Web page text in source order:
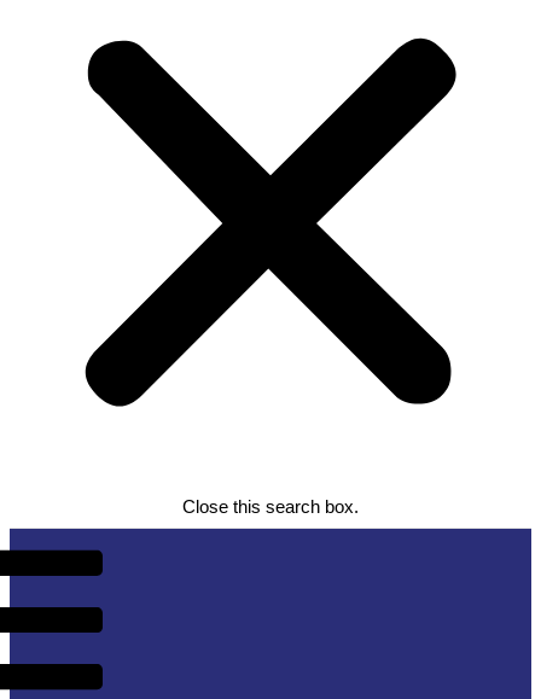
Close this search box.